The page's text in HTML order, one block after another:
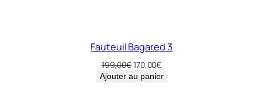
Fauteuil Bagared 3
199,00€Le
prix
170,00€Le
prix
Ajouter au panier